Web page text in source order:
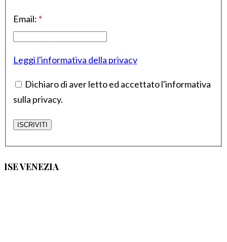
Email: *
Leggi l'informativa della privacy
Dichiaro di aver letto ed accettato l'informativa
sulla privacy.
ISE VENEZIA